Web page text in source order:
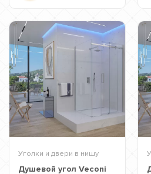
Уголки и двери в нишу
Душевой угол Veconi